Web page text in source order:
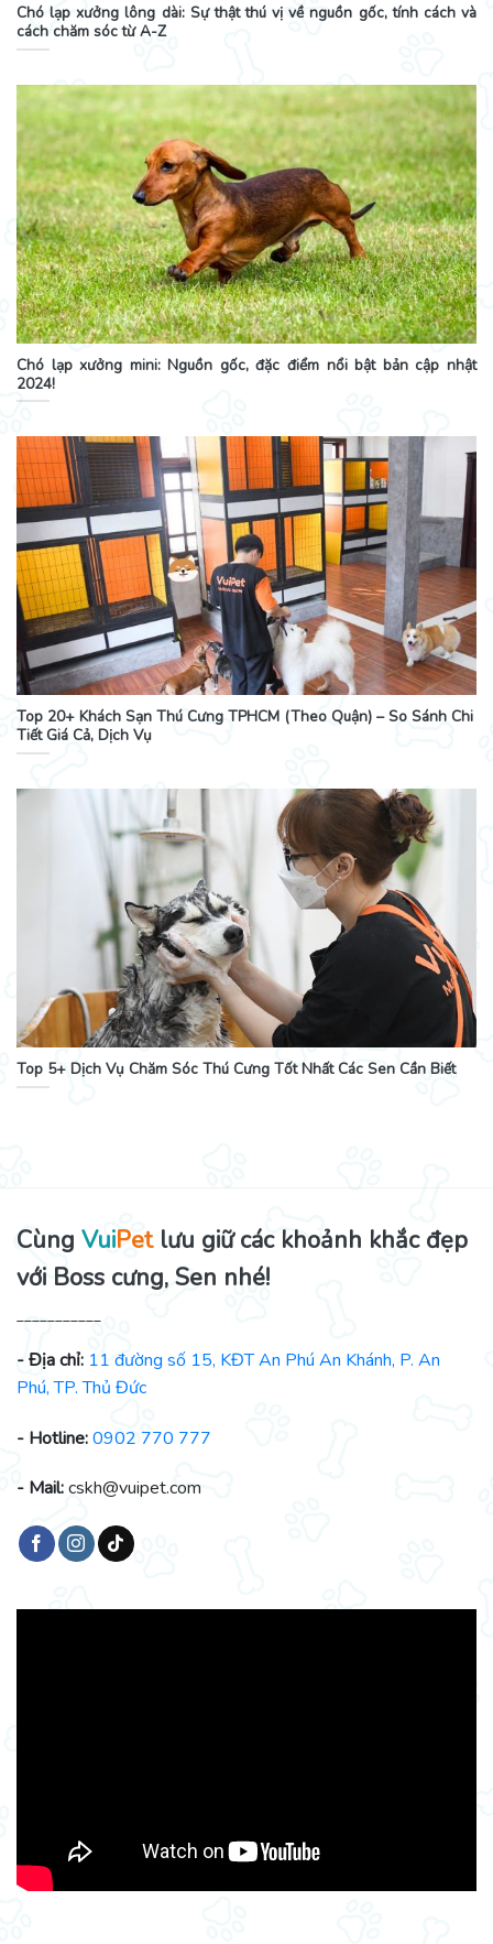
Chó lạp xưởng lông dài: Sự thật thú vị về nguồn gốc, tính cách và
cách chăm sóc từ A-Z
Chó lạp xưởng mini: Nguồn gốc, đặc điểm nổi bật bản cập nhật
2024!
Top 20+ Khách Sạn Thú Cưng TPHCM (Theo Quận) – So Sánh Chi
Tiết Giá Cả, Dịch Vụ
Top 5+ Dịch Vụ Chăm Sóc Thú Cưng Tốt Nhất Các Sen Cần Biết
Cùng VuiPetlưu giữ các khoảnh khắc đẹp
với Boss cưng, Sen nhé!
___________
- Địa chỉ: 11 đường số 15, KĐT An Phú An Khánh, P. An
Phú, TP. Thủ Đức
- Hotline:0902 770 777
- Mail:cskh@vuipet.com